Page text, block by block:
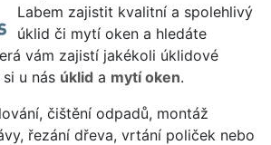
Labem zajistit kvalitní a spolehlivý
úklid či mytí oken a hledáte
vám zajistí jakékoli úklidové
u nás úklid a mytí oken.
čištění odpadů, montáž
řezání dřeva, vrtání poliček nebo